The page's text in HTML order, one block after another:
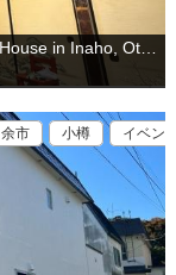
物件情報 戸建住宅 小樽市稲穂(5-Bedroom House in Inaho, Otaru is for sale)
余市 小樽
イベン